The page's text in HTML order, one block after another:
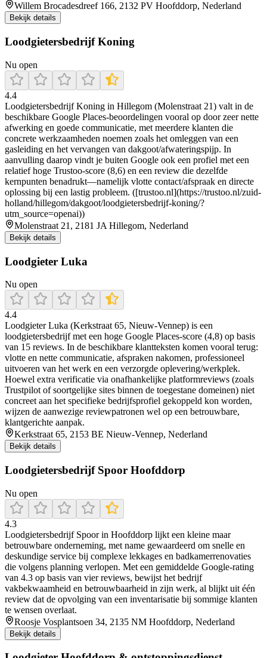
Willem Brocadesdreef 166, 2132 PV Hoofddorp, Nederland
Bekijk details
Loodgietersbedrijf Koning
Nu open
4.4
Loodgietersbedrijf Koning in Hillegom (Molenstraat 21) valt in de
beschikbare Google Places-beoordelingen vooral op door zeer nette
afwerking en goede communicatie, met meerdere klanten die
concrete werkzaamheden noemen zoals het omleggen van een
gasleiding en het vervangen van dakgoot/afwateringspijp. In
aanvulling daarop vindt je buiten Google ook een profiel met een
relatief hoge Trustoo-score (8,6) en een review die dezelfde
kernpunten benadrukt—namelijk vlotte contact/afspraak en directe
oplossing bij een lastig probleem. ([trustoo.nl](https://trustoo.nl/zuid-
holland/hillegom/dakgoot/loodgietersbedrijf-koning/?
utm_source=openai))
Molenstraat 21, 2181 JA Hillegom, Nederland
Bekijk details
Loodgieter Luka
Nu open
4.4
Loodgieter Luka (Kerkstraat 65, Nieuw-Vennep) is een
loodgietersbedrijf met een hoge Google Places-score (4,8) op basis
van 15 reviews. In de beschikbare klantteksten komen vooral terug:
vlotte en nette communicatie, afspraken nakomen, professioneel
uitvoeren van het werk en een verzorgde oplevering/werkplek.
Hoewel extra verificatie via onafhankelijke platformreviews (zoals
Trustpilot of soortgelijke sites binnen de toegestane domeinen) niet
concreet aan het specifieke bedrijfsprofiel gekoppeld kon worden,
wijzen de aanwezige reviewpatronen wel op een betrouwbare,
klantgerichte aanpak.
Kerkstraat 65, 2153 BE Nieuw-Vennep, Nederland
Bekijk details
Loodgietersbedrijf Spoor Hoofddorp
Nu open
4.3
Loodgietersbedrijf Spoor in Hoofddorp lijkt een kleine maar
betrouwbare onderneming, met name gewaardeerd om snelle en
deskundige service bij complexe lekkages en badkamerrenovaties
die volgens planning verlopen. Met een gemiddelde Google-rating
van 4.3 op basis van vier reviews, bewijst het bedrijf
vakbekwaamheid en betrouwbaarheid in zijn werk, al blijkt uit één
review dat de opvolging van een inventarisatie bij sommige klanten
te wensen overlaat.
Roosje Vosplantsoen 34, 2135 NM Hoofddorp, Nederland
Bekijk details